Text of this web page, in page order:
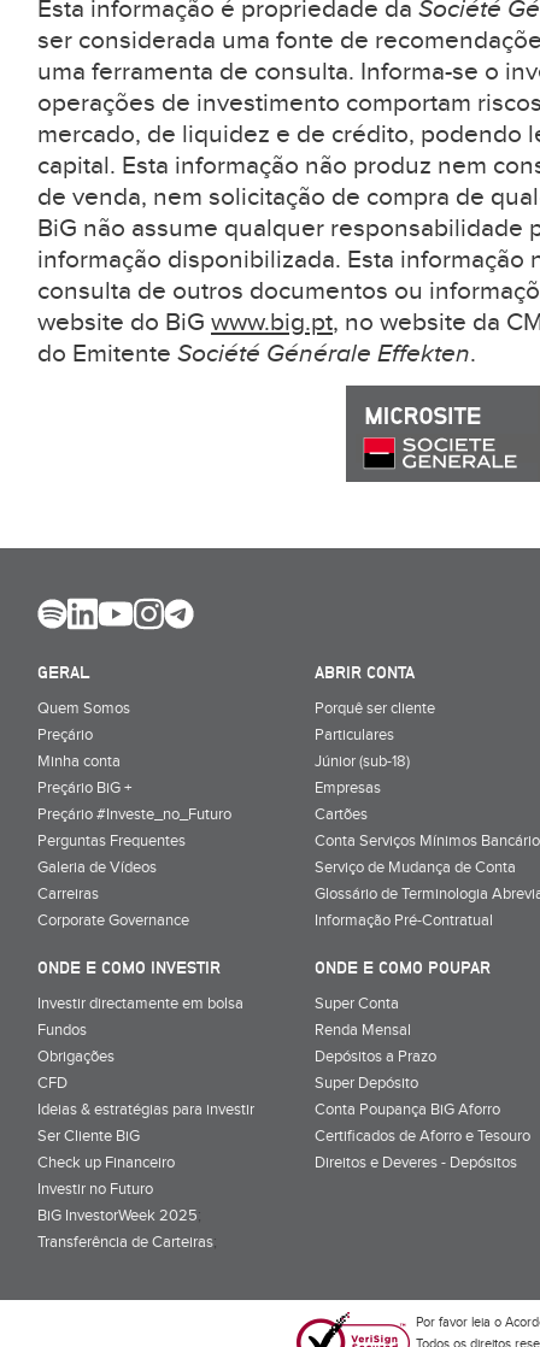
Esta informação é propriedade da Société
ser considerada uma fonte de
uma ferramenta de consulta. Informa-se o
operações de investimento comportam
mercado, de liquidez e de crédito, podendo
capital. Esta informação não produz nem
de venda, nem solicitação de compra de
BiG não assume qualquer responsabilidade
informação disponibilizada. Esta informação
consulta de outros documentos ou
website do BiG www.big.pt, no website da
do Emitente Société Générale Effekten.
GERAL
Quem Somos
Preçário
Minha conta
Preçário BiG +
Preçário #Investe_no_Futuro
Perguntas Frequentes
Galeria de Vídeos
Carreiras
Corporate Governance
ABRIR CONTA
Porquê ser cliente
Particulares
Júnior (sub-18)
Empresas
Cartões
Conta Serviços Mínimos
Serviço de Mudança de Conta
Glossário de Terminologia
Informação Pré-Contratual
ONDE E COMO INVESTIR
Investir directamente em bolsa
Fundos
Obrigações
CFD
Ideias & estratégias para investir
Ser Cliente BiG
Check up Financeiro
Investir no Futuro
BiG InvestorWeek 2025;
Transferência de Carteiras;
ONDE E COMO POUPAR
Super Conta
Renda Mensal
Depósitos a Prazo
Super Depósito
Conta Poupança BiG Aforro
Certificados de Aforro e Tesouro
Direitos e Deveres - Depósitos
Por favor leia o
Todos os direitos